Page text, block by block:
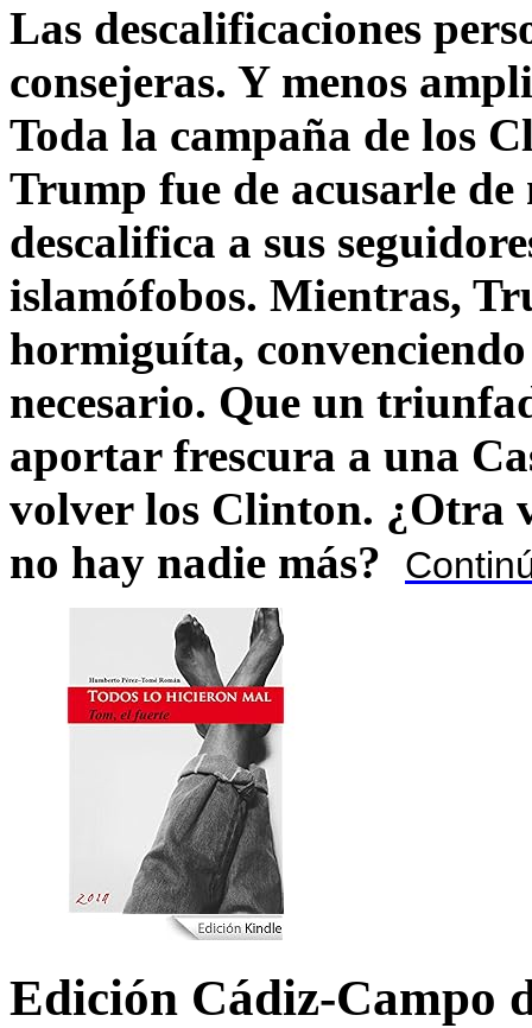
Las descalificaciones
consejeras. Y menos
Toda la campaña de los
Trump fue de acusarle
descalifica a sus
islamófobos. Mientras,
hormiguíta,
necesario. Que un
aportar frescura a una
volver los Clinton. ¿Otra
no hay nadie más?
Edición Cádiz-Campo